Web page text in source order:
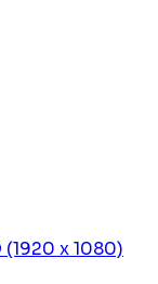
(1920 x 1080)